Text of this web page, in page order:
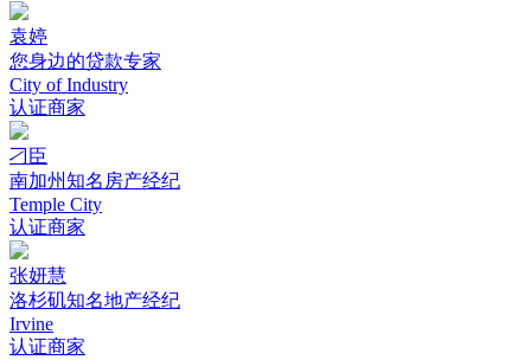
袁婷
您身边的贷款专家
City of Industry
认证商家
刁臣
南加州知名房产经纪
Temple City
认证商家
张妍慧
洛杉矶知名地产经纪
Irvine
认证商家